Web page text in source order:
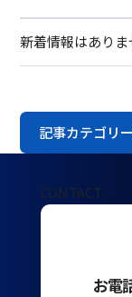
新着情報はありま
記事カテゴリ
CONTACT
お電